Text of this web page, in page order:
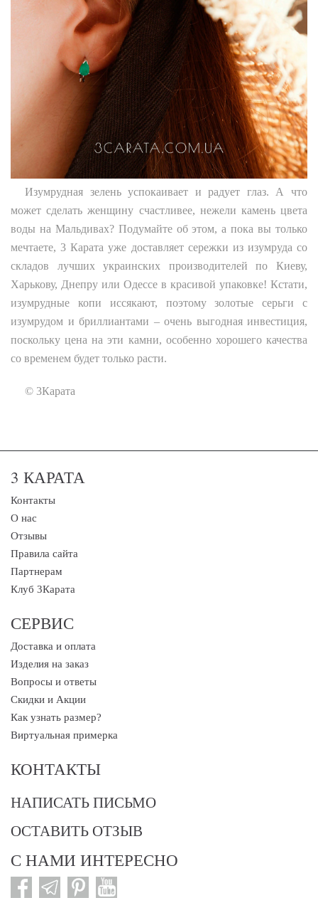
Изумрудная зелень успокаивает и радует глаз. А что
может сделать женщину счастливее, нежели камень цвета
воды на Мальдивах? Подумайте об этом, а пока вы только
мечтаете, 3 Карата уже доставляет сережки из изумруда со
складов лучших украинских производителей по Киеву,
Харькову, Днепру или Одессе в красивой упаковке! Кстати,
изумрудные копи иссякают, поэтому золотые серьги с
изумрудом и бриллиантами – очень выгодная инвестиция,
поскольку цена на эти камни, особенно хорошего качества
со временем будет только расти.
© 3Карата
3 КАРАТА
Контакты
О нас
Отзывы
Правила сайта
Партнерам
Клуб 3Карата
СЕРВИС
Доставка и оплата
Изделия на заказ
Вопросы и ответы
Скидки и Акции
Как узнать размер?
Виртуальная примерка
КОНТАКТЫ
НАПИСАТЬ ПИСЬМО
ОСТАВИТЬ ОТЗЫВ
С НАМИ ИНТЕРЕСНО